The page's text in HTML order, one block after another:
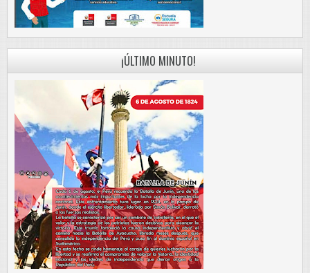
¡ÚLTIMO MINUTO!